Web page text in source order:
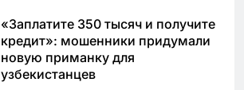
«Заплатите 350 тысяч и получите
кредит»: мошенники придумали
новую приманку для
узбекистанцев